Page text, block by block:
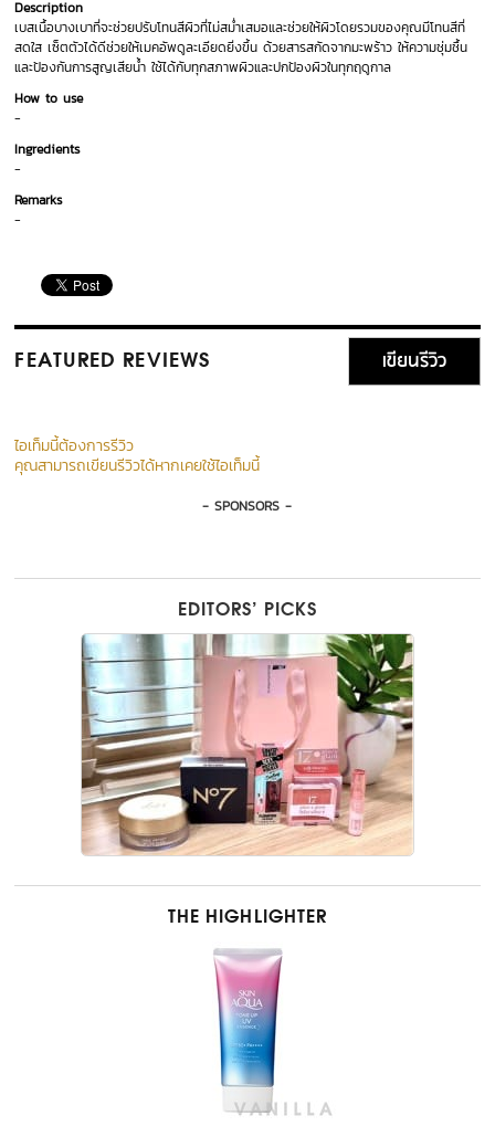
Description
เบสเนื้อบางเบาที่จะช่วยปรับโทนสีผิวที่ไม่สม่ำเสมอและช่วยให้ผิวโดยรวมของคุณมีโทนสีที่
สดใส เซ็ตตัวได้ดีช่วยให้เมคอัพดูละเอียดยิ่งขึ้น ด้วยสารสกัดจากมะพร้าว ให้ความชุ่มชื้น
และป้องกันการสูญเสียน้ำ ใช้ได้กับทุกสภาพผิวและปกป้องผิวในทุกฤดูกาล
How to use
-
Ingredients
-
Remarks
-
FEATURED REVIEWS เขียนรีวิว
ไอเท็มนี้ต้องการรีวิว
คุณสามารถเขียนรีวิวได้หากเคยใช้ไอเท็มนี้
- SPONSORS -
EDITORS’ PICKS
THE HIGHLIGHTER